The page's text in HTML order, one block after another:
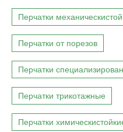
Перчатки
Перчатки от порезов
Перчатки
Перчатки трикотажные
Перчатки